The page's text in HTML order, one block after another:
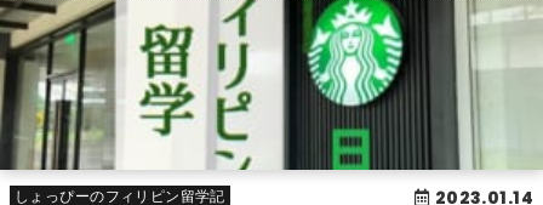
しょっぴーのフィリピン留学記 2023.01.14